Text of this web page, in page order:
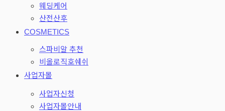
웨딩케어
산전산후
COSMETICS
스파비알 추천
비올로직호쉐쉬
사업자몰
사업자신청
사업자몰안내